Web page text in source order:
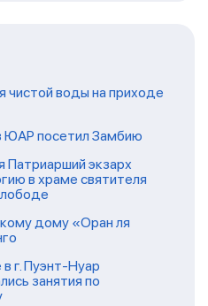
чистой воды на приходе
ЮАР посетил Замбию
Патриарший экзарх
в храме святителя
дому «Оран ля
г. Пуэнт-Нуар
занятия по